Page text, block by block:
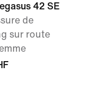
42 SE
de
sur route